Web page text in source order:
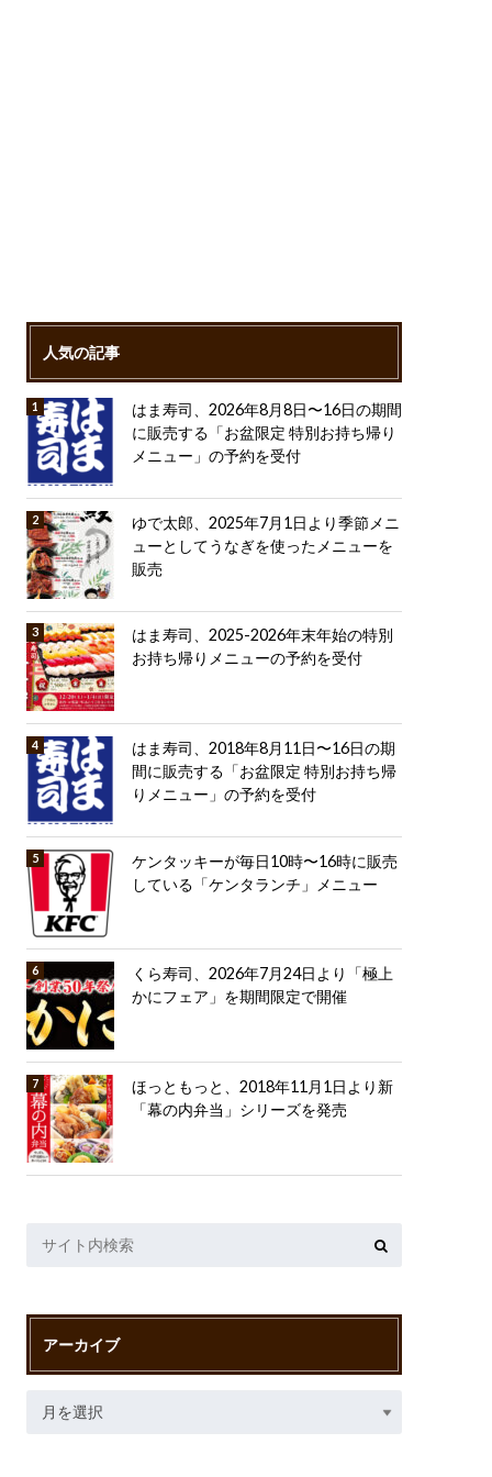
人気の記事
はま寿司、2026年8月8日〜16日の期間
に販売する「お盆限定 特別お持ち帰り
メニュー」の予約を受付
ゆで太郎、2025年7月1日より季節メニ
ューとしてうなぎを使ったメニューを
販売
はま寿司、2025-2026年末年始の特別
お持ち帰りメニューの予約を受付
はま寿司、2018年8月11日〜16日の期
間に販売する「お盆限定 特別お持ち帰
りメニュー」の予約を受付
ケンタッキーが毎日10時〜16時に販売
している「ケンタランチ」メニュー
くら寿司、2026年7月24日より「極上
かにフェア」を期間限定で開催
ほっともっと、2018年11月1日より新
「幕の内弁当」シリーズを発売
アーカイブ